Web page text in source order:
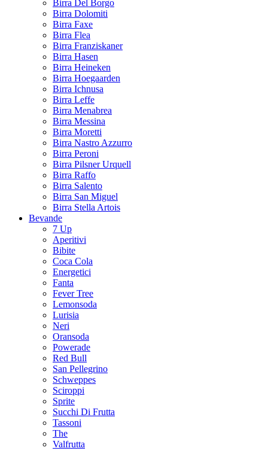
Birra Del Borgo
Birra Dolomiti
Birra Faxe
Birra Flea
Birra Franziskaner
Birra Hasen
Birra Heineken
Birra Hoegaarden
Birra Ichnusa
Birra Leffe
Birra Menabrea
Birra Messina
Birra Moretti
Birra Nastro Azzurro
Birra Peroni
Birra Pilsner Urquell
Birra Raffo
Birra Salento
Birra San Miguel
Birra Stella Artois
Bevande
7 Up
Aperitivi
Bibite
Coca Cola
Energetici
Fanta
Fever Tree
Lemonsoda
Lurisia
Neri
Oransoda
Powerade
Red Bull
San Pellegrino
Schweppes
Sciroppi
Sprite
Succhi Di Frutta
Tassoni
The
Valfrutta